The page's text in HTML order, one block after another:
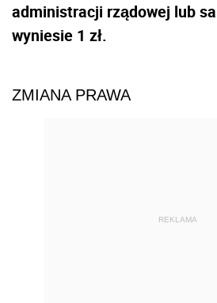
administracji rządowej lub
wyniesie 1 zł.
ZMIANA PRAWA
REKLAMA